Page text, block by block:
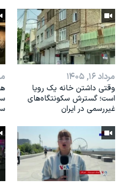
مرداد ۱۶, ۱۴۰۵
وقتی داشتن خانه یک رویا
است؛ گسترش سکونتگاه‌های
غیررسمی در ایران